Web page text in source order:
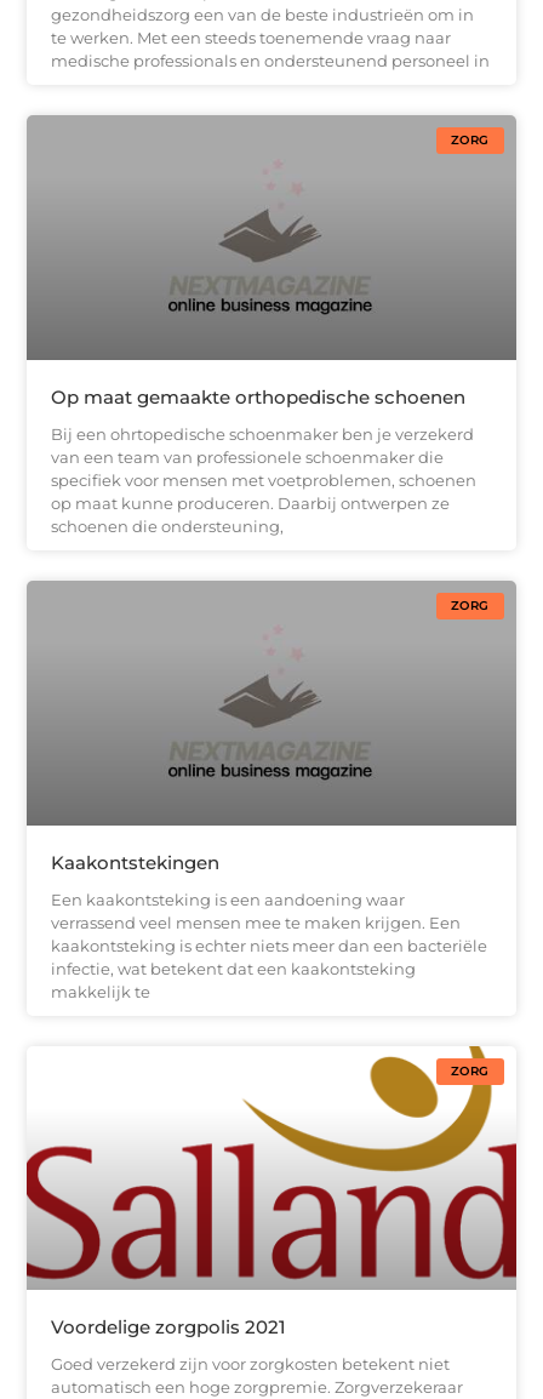
gezondheidszorg een van de beste industrieën om in
te werken. Met een steeds toenemende vraag naar
medische professionals en ondersteunend personeel in
ZORG
Op maat gemaakte orthopedische schoenen
Bij een ohrtopedische schoenmaker ben je verzekerd
van een team van professionele schoenmaker die
specifiek voor mensen met voetproblemen, schoenen
op maat kunne produceren. Daarbij ontwerpen ze
schoenen die ondersteuning,
ZORG
Kaakontstekingen
Een kaakontsteking is een aandoening waar
verrassend veel mensen mee te maken krijgen. Een
kaakontsteking is echter niets meer dan een bacteriële
infectie, wat betekent dat een kaakontsteking
makkelijk te
ZORG
Voordelige zorgpolis 2021
Goed verzekerd zijn voor zorgkosten betekent niet
automatisch een hoge zorgpremie. Zorgverzekeraar